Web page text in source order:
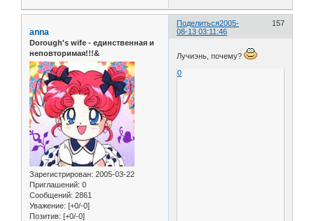
Поделиться 157
2005-
08-13 03:11:46
anna
Dorough's wife - единственная и
неповторимая!!!&
Зарегистрирован: 2005-03-22
Приглашений: 0
Сообщений: 2861
Уважение: [+0/-0]
Позитив: [+0/-0]
Лучиэнь, почему?
0